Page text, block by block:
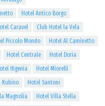
Hotel Antico Borgo
Caravel
Club Hotel la Vela
Piccolo Mondo
Hotel Al Caminetto
Hotel Centrale
Hotel Doria
Ifigenia
Hotel Miorelli
Rubino
Hotel Santoni
Magnolia
Hotel Villa Stella